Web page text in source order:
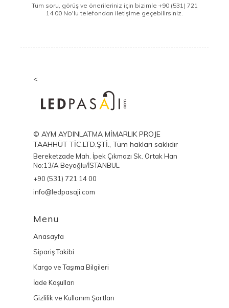
Tüm soru, görüş ve önerileriniz için bizimle +90 (531) 721
14 00 No'lu telefondan iletişime geçebilirsiniz.
<
© AYM AYDINLATMA MİMARLIK PROJE
TAAHHÜT TİC.LTD.ŞTİ., Tüm hakları saklıdır
Bereketzade Mah. İpek Çıkmazı Sk. Ortak Han
No:13/A Beyoğlu/İSTANBUL
+90 (531) 721 14 00
info@ledpasaji.com
Menu
Anasayfa
Sipariş Takibi
Kargo ve Taşıma Bilgileri
İade Koşulları
Gizlilik ve Kullanım Şartları